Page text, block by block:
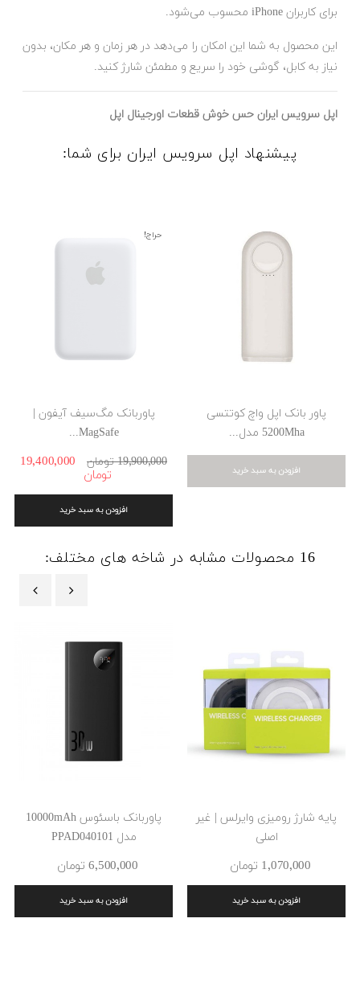
برای کاربران iPhone محسوب می‌شود.
این محصول به شما این امکان را می‌دهد در هر زمان و هر مکان، بدون
نیاز به کابل، گوشی خود را سریع و مطمئن شارژ کنید.
اپل سرویس ایران حس خوش قطعات اورجینال اپل
پیشنهاد اپل سرویس ایران برای شما:
پاور بانک اپل واچ کوتتسی
5200Mha مدل...
افزودن به سبد خرید
حراج!
پاوربانک مگ‌سیف آیفون |
MagSafe...
19٬900٬000 ‎تومان
19٬400٬000
افزودن به سبد خرید
16 محصولات مشابه در شاخه های مختلف:
پایه شارژ رومیزی وایرلس | غیر
اصلی
1٬070٬000 ‎تومان
افزودن به سبد خرید
پاوربانک باسئوس 10000mAh
مدل PPAD040101
6٬500٬000 ‎تومان
افزودن به سبد خرید